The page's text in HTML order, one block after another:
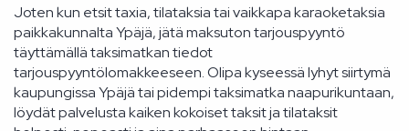
Joten kun etsit taxia, tilataksia tai vaikkapa karaoketaksia
paikkakunnalta Ypäjä, jätä maksuton tarjouspyyntö
täyttämällä taksimatkan tiedot
tarjouspyyntölomakkeeseen. Olipa kyseessä lyhyt siirtymä
kaupungissa Ypäjä tai pidempi taksimatka naapurikuntaan,
löydät palvelusta kaiken kokoiset taksit ja tilataksit